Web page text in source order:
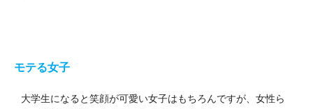
モテる女子
大学生になると笑顔が可愛い女子はもちろんですが、女性ら